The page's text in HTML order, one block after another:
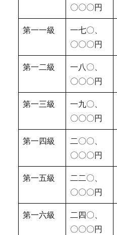
〇〇〇円
第一一級
一七〇、
〇〇〇円
第一二級
一八〇、
〇〇〇円
第一三級
一九〇、
〇〇〇円
第一四級
二〇〇、
〇〇〇円
第一五級
二二〇、
〇〇〇円
第一六級
二四〇、
〇〇〇円